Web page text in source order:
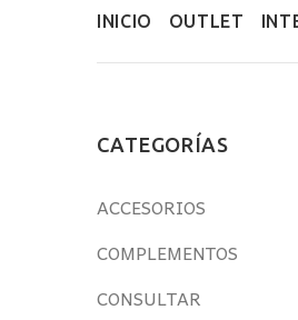
INICIO OUTLET
CATEGORÍAS
ACCESORIOS
COMPLEMENTOS
CONSULTAR